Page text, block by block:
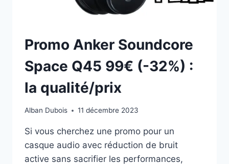
Promo Anker Soundcore
Space Q45 99€ (-32%) :
la qualité/prix
Alban Dubois 11 décembre 2023
Si vous cherchez une promo pour un
casque audio avec réduction de bruit
active sans sacrifier les performances,